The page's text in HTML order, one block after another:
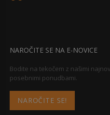
NAROČITE SE NA E-NOVICE
Bodite na tekočem z našimi
posebnimi ponudbami.
NAROČITE SE!